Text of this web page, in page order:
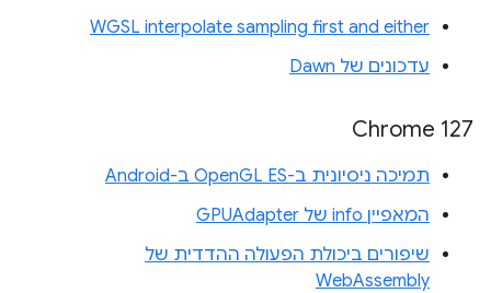
WGSL interpolate sampling first and either
עדכונים של Dawn
Chrome 127
תמיכה ניסיונית ב-OpenGL ES ב-Android
המאפיין info של GPUAdapter
שיפורים ביכולת הפעולה ההדדית של
WebAssembly